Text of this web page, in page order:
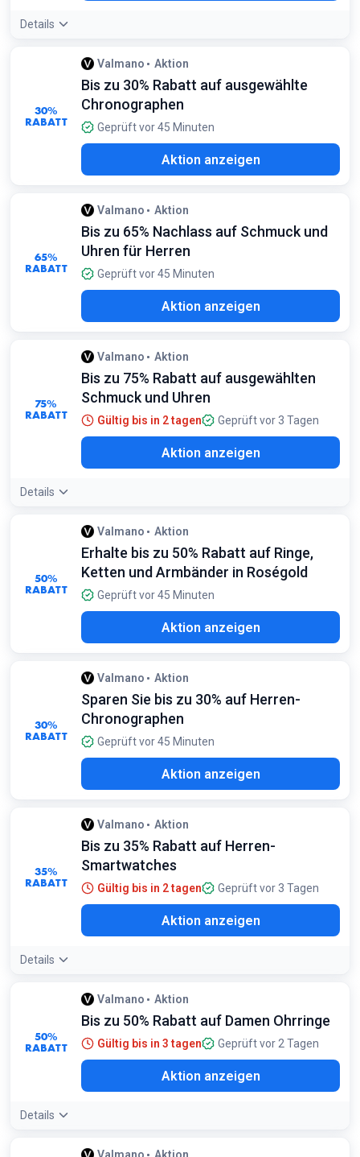
Details
Angebotsdetails: Halte im Sale-Bereich Ausschau nach
'2nd Chance' Artikeln – dabei handelt es sich um B-Ware mit
minimalen Mängeln zu besonders tiefen Preisen
30%
RABATT
Valmano Aktion
Bis zu 30% Rabatt auf ausgewählte
Chronographen
Geprüft vor 45 Minuten
Aktion anzeigen
65%
RABATT
Valmano Aktion
Bis zu 65% Nachlass auf Schmuck und
Uhren für Herren
Geprüft vor 45 Minuten
Aktion anzeigen
75%
RABATT
Valmano Aktion
Bis zu 75% Rabatt auf ausgewählten
Schmuck und Uhren
Gültig bis in 2 tagen Geprüft vor 3 Tagen
Aktion anzeigen
Details
50%
RABATT
Valmano Aktion
Erhalte bis zu 50% Rabatt auf Ringe,
Ketten und Armbänder in Roségold
Geprüft vor 45 Minuten
Aktion anzeigen
30%
RABATT
Valmano Aktion
Sparen Sie bis zu 30% auf Herren-
Chronographen
Geprüft vor 45 Minuten
Aktion anzeigen
35%
RABATT
Valmano Aktion
Bis zu 35% Rabatt auf Herren-
Smartwatches
Gültig bis in 2 tagen Geprüft vor 3 Tagen
Aktion anzeigen
Details
50%
RABATT
Valmano Aktion
Bis zu 50% Rabatt auf Damen Ohrringe
Gültig bis in 3 tagen Geprüft vor 2 Tagen
Aktion anzeigen
Details